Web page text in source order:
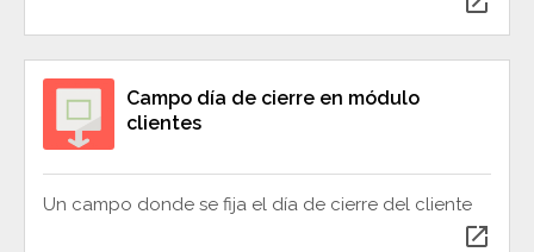
Campo día de cierre en módulo
clientes
Un campo donde se fija el día de cierre del cliente
open_in_new